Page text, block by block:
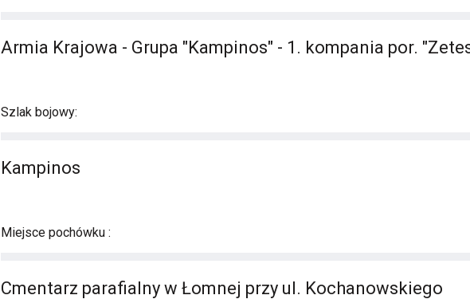
Armia Krajowa - Grupa "Kampinos" - 1. kompania por.
Szlak bojowy:
Kampinos
Miejsce pochówku :
Cmentarz parafialny w Łomnej przy ul. Kochanowskiego